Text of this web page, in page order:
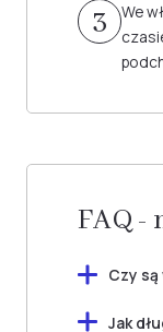
3
We
FAQ -
Czy
Jak